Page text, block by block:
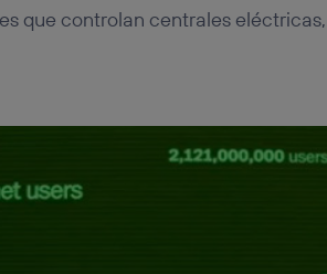
que controlan centrales